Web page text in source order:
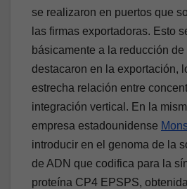
se realizaron en puertos que
las firmas exportadoras. Esto
básicamente a la reducción de
destacaron en la exportación,
estrecha relación entre
integración vertical. En la
empresa estadounidense
introducir en el genoma de la
de ADN que codifica para la
proteína CP4 EPSPS,